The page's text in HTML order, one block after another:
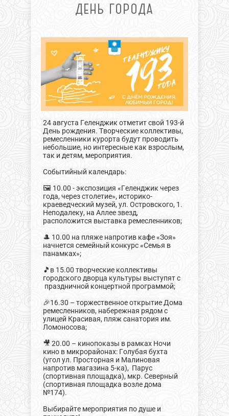
ДЕНЬ ГОРОДА
24 августа Геленджик отметит свой 193-й
День рождения. Творческие коллективы,
ремесленники курорта будут проводить
небольшие, но интересные как взрослым,
так и детям, мероприятия.
Событийный календарь:
🖼️ 10.00 - экспозиция «Геленджик через
года, через столетие», историко-
краеведческий музей, ул. Островского, 1.
Неподалеку, на Аллее звезд,
расположится выставка ремесленников;
🎩 10.00 на пляже напротив кафе «Зоя»
начнется семейный конкурс «Семья в
панамках»;
🎵в 15.00 творческие коллективы
городского дворца культуры выступят с
праздничной концертной программой;
🎉16.30 – торжественное открытие Дома
ремесленников, набережная рядом с
улицей Красивая, пляж санатория им.
Ломоносова;
🎥 20.00 – кинопоказы в рамках Ночи
кино в микрорайонах: Голубая бухта
(угол ул. Просторная и Малиновая
напротив магазина 5-ка), Парус
(спортивная площадка), мкр. Северный
(спортивная площадка возле дома
№174).
Выбирайте мероприятия по душе и